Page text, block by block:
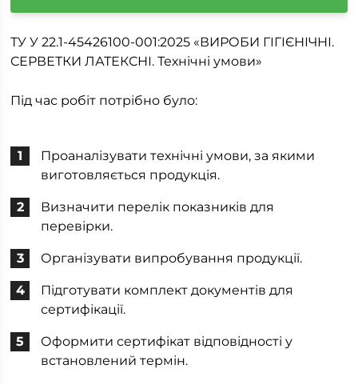
ТУ У 22.1-45426100-001:2025 «ВИРОБИ ГІГІЄНІЧНІ.
СЕРВЕТКИ ЛАТЕКСНІ. Технічні умови»
Під час робіт потрібно було:
Проаналізувати технічні умови, за якими
виготовляється продукція.
Визначити перелік показників для
перевірки.
Організувати випробування продукції.
Підготувати комплект документів для
сертифікації.
Оформити сертифікат відповідності у
встановлений термін.